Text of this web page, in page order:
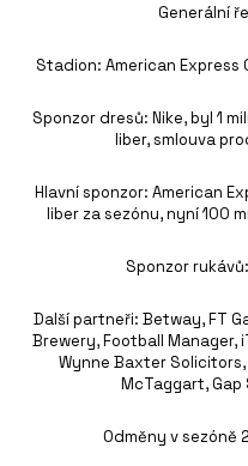
Generální
Stadion: American
Sponzor dresů: Nike, byl 1
liber, smlouva
Hlavní sponzor: American
liber za sezónu, nyní 100
Sponzor
Další partneři: Betway, FT
Brewery, Football Manager,
Wynne Baxter
McTaggart, Gap
Odměny v sezóně